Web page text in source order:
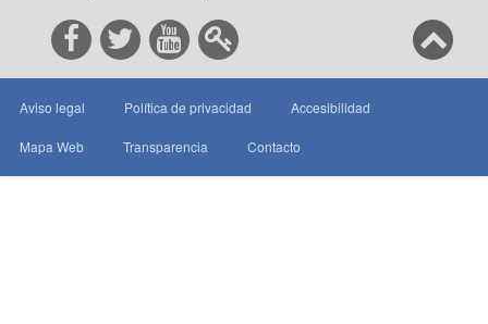
Aviso legal Política de privacidad Accesibilidad
Mapa Web Transparencia Contacto